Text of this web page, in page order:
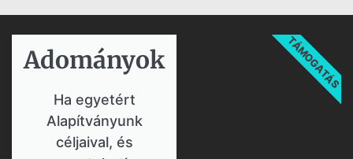
Adományok​
Ha egyetért
Alapítványunk
céljaival, és
TÁMOGATÁS